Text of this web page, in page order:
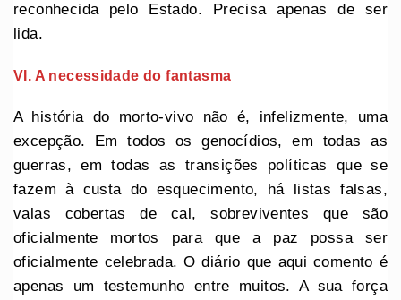
reconhecida pelo Estado. Precisa apenas de ser
lida.
VI. A necessidade do fantasma
A história do morto-vivo não é, infelizmente, uma
excepção. Em todos os genocídios, em todas as
guerras, em todas as transições políticas que se
fazem à custa do esquecimento, há listas falsas,
valas cobertas de cal, sobreviventes que são
oficialmente mortos para que a paz possa ser
oficialmente celebrada. O diário que aqui comento é
apenas um testemunho entre muitos. A sua força